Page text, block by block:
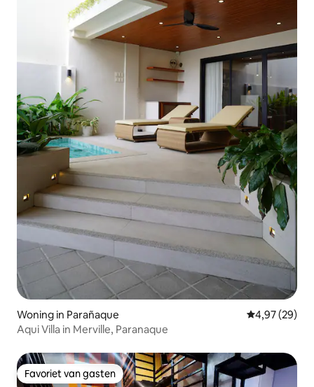
Woning in Parañaque Gemiddelde
4,97 (29)
Aqui Villa in Merville, Paranaque
Favoriet van gasten
Favoriet van gasten